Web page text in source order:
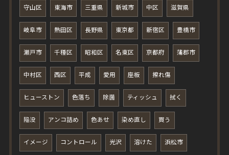
守山区 東海市 三重県 新城市 中区 滋賀県
岐阜市 熱田区 長野県 東京都 新宿区 豊橋市
瀬戸市 千種区 昭和区 名東区 京都府 蒲郡市
中村区 西区 平成 愛用 座板 擦れ傷
ヒューストン 色落ち 除菌 ティッシュ 拭く
陥没 アンコ詰め 色あせ 染め直し 買う
イメージ コントロール 光沢 溶けた 浜松市